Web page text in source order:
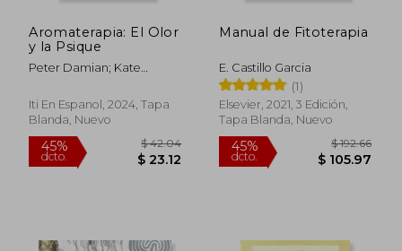
Aromaterapia: El Olor
y la Psique
Peter Damian; Kate
Iti En Espanol, 2024, Tapa
Blanda, Nuevo
Manual de Fitoterapia
E. Castillo Garcia
(1)
Elsevier, 2021, 3 Edición,
Tapa Blanda, Nuevo